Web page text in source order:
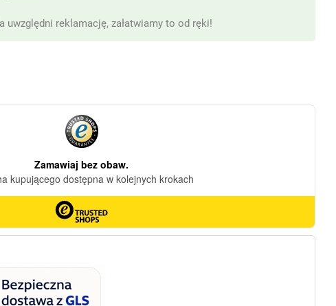
uwzględni reklamację, załatwiamy to od ręki!